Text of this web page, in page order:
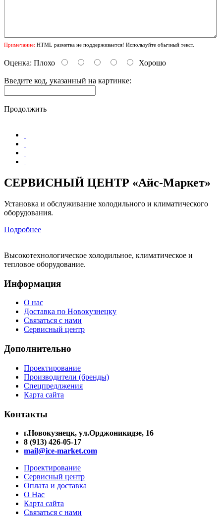
Примечание: HTML разметка не поддерживается! Используйте обычный текст.
Оценка: Плохо Хорошо
Введите код, указанный на картинке:
Продолжить
СЕРВИСНЫЙ ЦЕНТР «Айс-Маркет»
Установка и обслуживание холодильного и климатического
оборудования.
Подробнее
Высокотехнологическое холодильное, климатическое и
тепловое оборудование.
Информация
О нас
Доставка по Новокузнецку
Связаться с нами
Сервисный центр
Дополнительно
Проектирование
Производители (бренды)
Спецпредлжения
Карта сайта
Контакты
г.Новокузнецк, ул.Орджоникидзе, 16
8 (913) 426-05-17
mail@ice-market.com
Проектирование
Сервисный центр
Оплата и доставка
О Нас
Карта сайта
Связаться с нами